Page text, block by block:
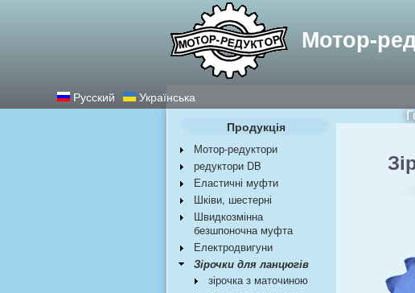
Найкращі редуктори
Мотор-
Русский Українська
Продукція
Мотор-редуктори
редуктори DB
Еластичні муфти
Шківи, шестерні
Швидкозмінна
безшпоночна муфта
Електродвигуни
Зірочки для ланцюгів
зірочка з маточиною